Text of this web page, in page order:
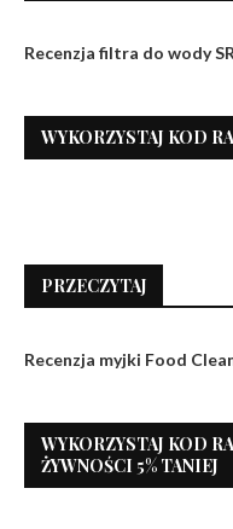
Recenzja filtra do wody
WYKORZYSTAJ KOD
PRZECZYTAJ
Recenzja myjki Food
WYKORZYSTAJ KOD
ŻYWNOŚCI 5% TANIEJ